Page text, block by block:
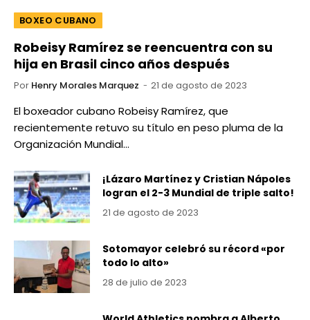
BOXEO CUBANO
Robeisy Ramírez se reencuentra con su
hija en Brasil cinco años después
Por Henry Morales Marquez 21 de agosto de 2023
El boxeador cubano Robeisy Ramírez, que
recientemente retuvo su título en peso pluma de la
Organización Mundial…
¡Lázaro Martínez y Cristian Nápoles
logran el 2-3 Mundial de triple salto!
21 de agosto de 2023
Sotomayor celebró su récord «por
todo lo alto»
28 de julio de 2023